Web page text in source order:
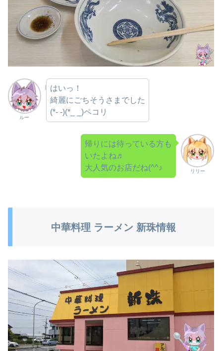
ルー
はいっ！
綺麗にごちそうさまでした
(*- -)(*_ _)ペコリ
リリー
帰りには待っている方も
いたよね♬
大人気のお店だね(^^♪
中華料理 ラーメン 新珠情報